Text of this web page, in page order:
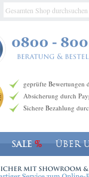
geprüfte Bewertungen
Absicherung durch
Sichere Bezahlung
SALE ÜBER